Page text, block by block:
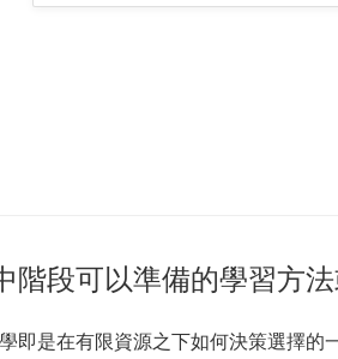
階段可以準備的學習方
即是在有限資源之下如何決策選擇的